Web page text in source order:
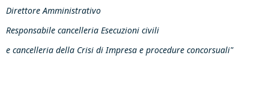
Direttore Amministrativo
Responsabile cancelleria Esecuzioni civili
e cancelleria della Crisi di Impresa e procedure concorsuali"